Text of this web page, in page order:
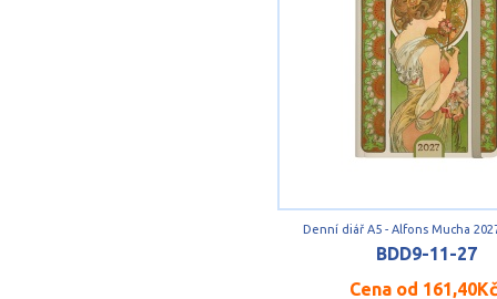
Denní diář A5 - Alfons Mucha
BDD9-11-27
Cena od 161,40Kč